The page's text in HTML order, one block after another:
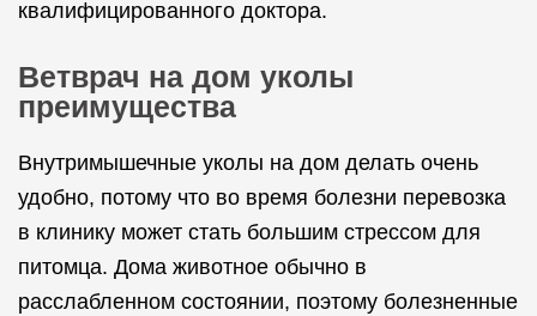
квалифицированного доктора.
Ветврач на дом уколы
преимущества
Внутримышечные уколы на дом делать очень
удобно, потому что во время болезни перевозка
в клинику может стать большим стрессом для
питомца. Дома животное обычно в
расслабленном состоянии, поэтому болезненные